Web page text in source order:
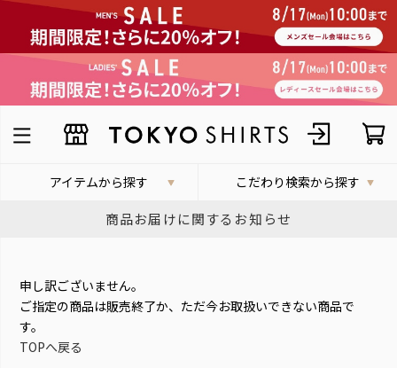
アイテムから探す こだわり検索から探す
商品お届けに関するお知らせ
申し訳ございません。
ご指定の商品は販売終了か、ただ今お取扱いできない商品で
す。
TOPへ戻る